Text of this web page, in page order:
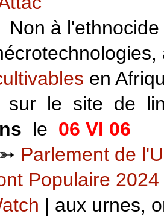
Non à l'ethnocide
en
sur le site de
le 06 VI 06
➳ Parlement de
Populaire 2024
| aux urnes,